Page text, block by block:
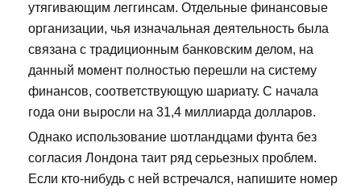
утягивающим леггинсам. Отдельные финансовые
организации, чья изначальная деятельность была
связана с традиционным банковским делом, на
данный момент полностью перешли на систему
финансов, соответствующую шариату. С начала
года они выросли на 31,4 миллиарда долларов.
Однако использование шотландцами фунта без
согласия Лондона таит ряд серьезных проблем.
Если кто-нибудь с ней встречался, напишите номер